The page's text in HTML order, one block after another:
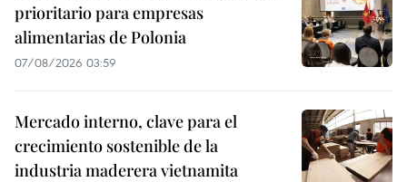
prioritario para empresas
alimentarias de Polonia
07/08/2026 03:59
Mercado interno, clave para el
crecimiento sostenible de la
industria maderera vietnamita